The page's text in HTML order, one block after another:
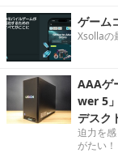
ゲーム
Xsollaの
AAAゲ
wer 5
デスク
迫力を
がたい！